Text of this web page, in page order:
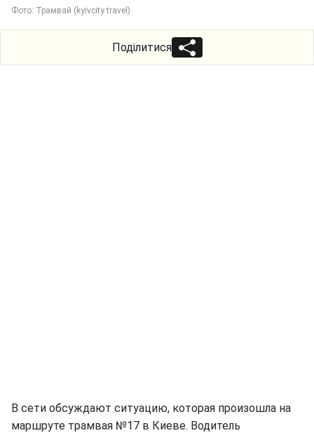
Фото: Трамвай (kyivcity travel)
Поділитися
В сети обсуждают ситуацию, которая произошла на
маршруте трамвая №17 в Киеве. Водитель